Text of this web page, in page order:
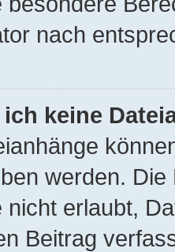
nach
keine
werden.
nicht erlaubt,
Beitrag